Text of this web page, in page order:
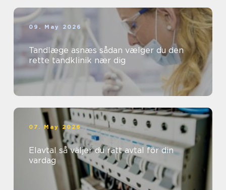
09. May 2026
Tandlæge asnæs sådan vælger du den
rette tandklinik nær dig
07. May 2026
Elavtal så väljer du rätt avtal för din
vardag